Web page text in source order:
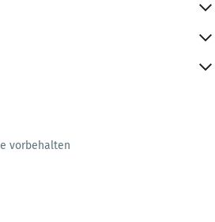
vorbehalten